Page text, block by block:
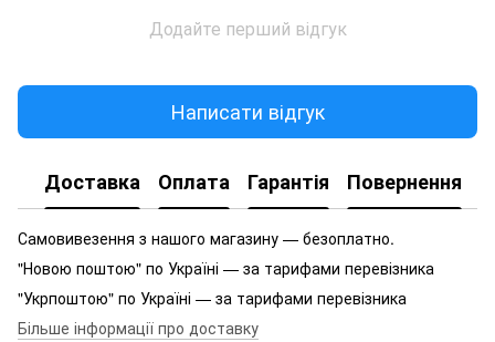
Додайте перший відгук
Написати відгук
Доставка Оплата Гарантія Повернення
Самовивезення з нашого магазину — безоплатно.
"Новою поштою" по Україні — за тарифами перевізника
"Укрпоштою" по Україні — за тарифами перевізника
Більше інформації про доставку